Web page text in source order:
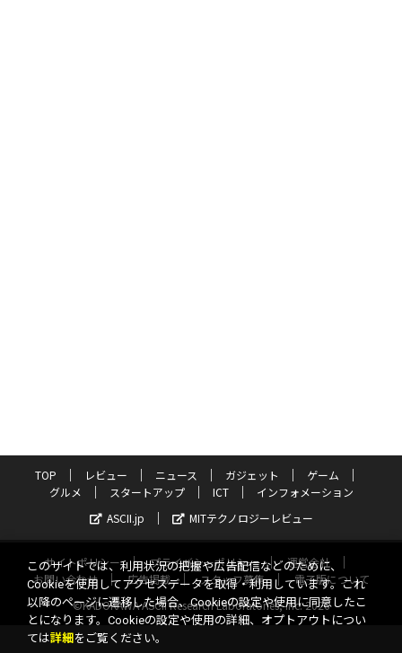
TOP レビュー ニュース ガジェット
ゲーム
グルメ
スタートアップ ICT
インフォメーション
ASCII.jp
MITテクノロジーレビュー
サイトポリシー プライバシーポリシー
運営会社
お問い合わせ
広告掲載 スタッフ募集
電子版について
©KADOKAWA ASCII Research Laboratories, Inc. 2026
このサイトでは、利用状況の把握や広告配信などのために、
Cookieを使用してアクセスデータを取得・利用しています。これ
以降のページに遷移した場合、Cookieの設定や使用に同意したこ
とになります。Cookieの設定や使用の詳細、オプトアウトについ
ては詳細 をご覧ください。